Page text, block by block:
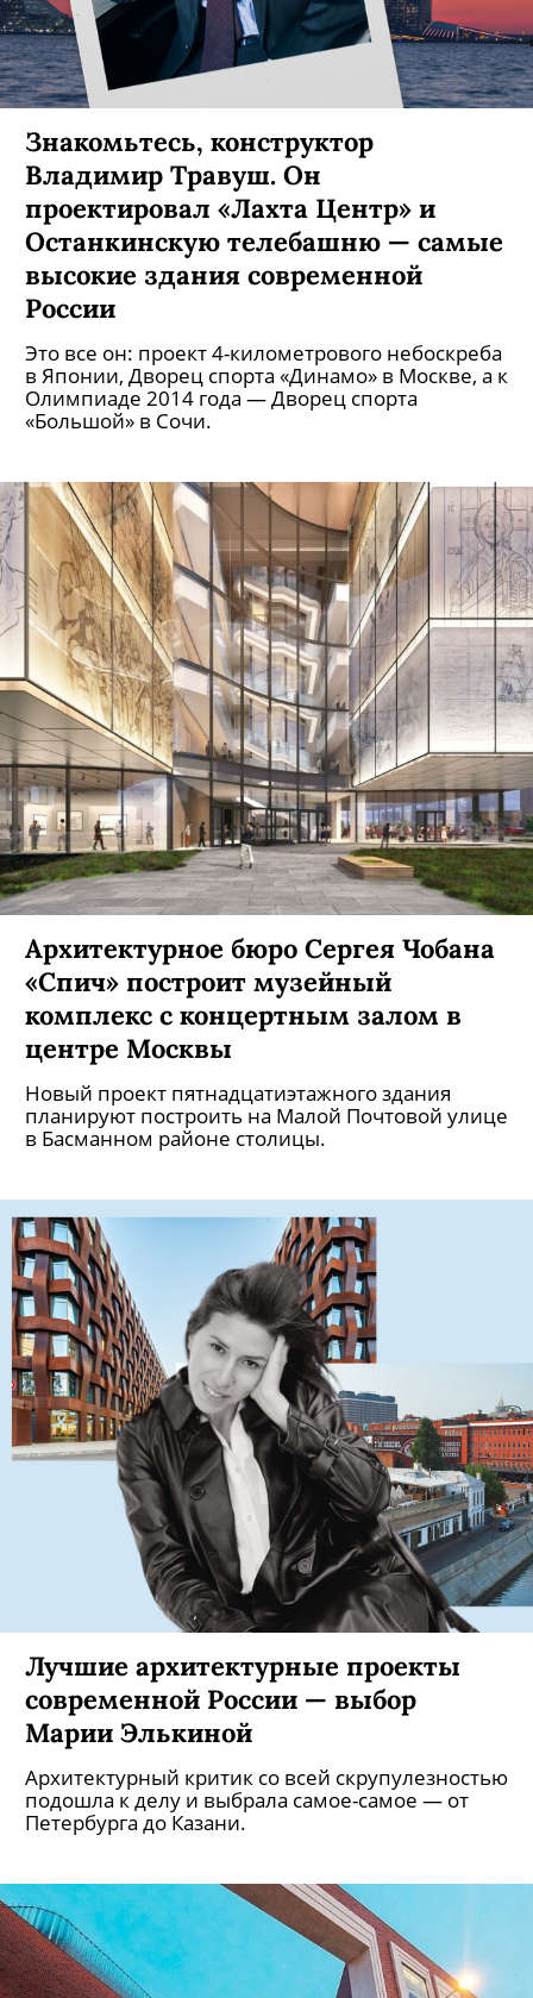
Знакомьтесь, конструктор
Владимир Травуш. Он
проектировал «Лахта Центр» и
Останкинскую телебашню — самые
высокие здания современной
России
Это все он: проект 4-километрового небоскреба
в Японии, Дворец спорта «Динамо» в Москве, а к
Олимпиаде 2014 года — Дворец спорта
«Большой» в Сочи.
Архитектурное бюро Сергея Чобана
«Спич» построит музейный
комплекс с концертным залом в
центре Москвы
Новый проект пятнадцатиэтажного здания
планируют построить на Малой Почтовой улице
в Басманном районе столицы.
Лучшие архитектурные проекты
современной России — выбор
Марии Элькиной
Архитектурный критик со всей скрупулезностью
подошла к делу и выбрала самое-самое — от
Петербурга до Казани.